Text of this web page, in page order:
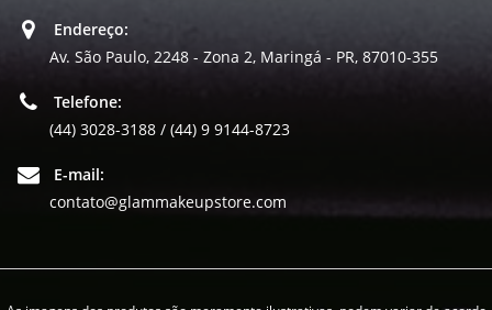
Endereço:
Av. São Paulo, 2248 - Zona 2, Maringá - PR, 87010-355
Telefone:
(44) 3028-3188 / (44) 9 9144-8723
E-mail:
contato@glammakeupstore.com